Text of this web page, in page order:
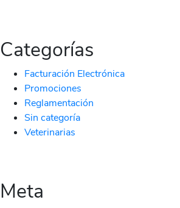
Categorías
Facturación Electrónica
Promociones
Reglamentación
Sin categoría
Veterinarias
Meta